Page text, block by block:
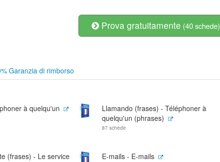
Prova gratuitamente (40 schede)
Garanzia di rimborso
à quelqu'un
Llamando (frases) - Téléphoner à
quelqu'un (phrases)
87 schede
(frases) - Le service
E-mails - E-mails